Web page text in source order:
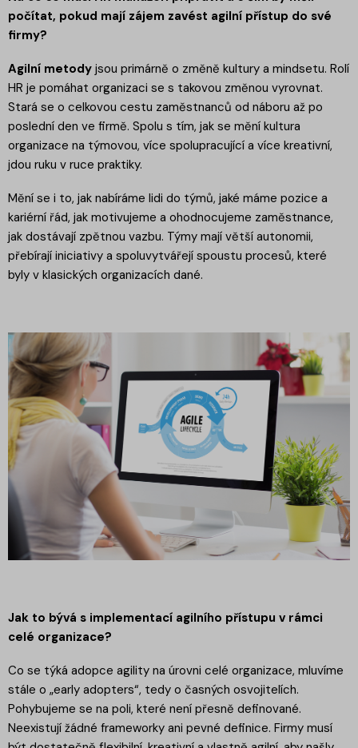
počítat, pokud mají zájem zavést agilní přístup do své
firmy?
Agilní metody jsou primárně o změně kultury a mindsetu. Rolí
HR je pomáhat organizaci se s takovou změnou vyrovnat.
Stará se o celkovou cestu zaměstnanců od náboru až po
poslední den ve firmě. Spolu s tím, jak se mění kultura
organizace na týmovou, více spolupracující a více kreativní,
jdou ruku v ruce praktiky.
Mění se i to, jak nabíráme lidi do týmů, jaké máme pozice a
kariérní řád, jak motivujeme a ohodnocujeme zaměstnance,
jak dostávají zpětnou vazbu. Týmy mají větší autonomii,
přebírají iniciativy a spoluvytvářejí spoustu procesů, které
byly v klasických organizacích dané.
Jak to bývá s implementací agilního přístupu v rámci
celé organizace?
Co se týká adopce agility na úrovni celé organizace, mluvíme
stále o „early adopters“, tedy o časných osvojitelích.
Pohybujeme se na poli, které není přesně definované.
Neexistují žádné frameworky ani pevné definice. Firmy musí